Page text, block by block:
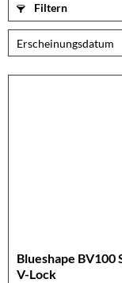
Filtern
Blueshape BV100
V-Lock